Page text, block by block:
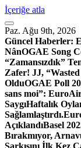
İçeriğe atla
Paz. Ağu 9th, 2026
Güncel Haberler:
NânOGAE Song
“Zamansızdık”
Zafer! JJ,
OlduOGAE Poll
sans moi”:
SaygıHaftalık
Sağlamlaştırdı.
AçıklandıBasel
Bırakmıyor,
Şarkısını İlk Kez